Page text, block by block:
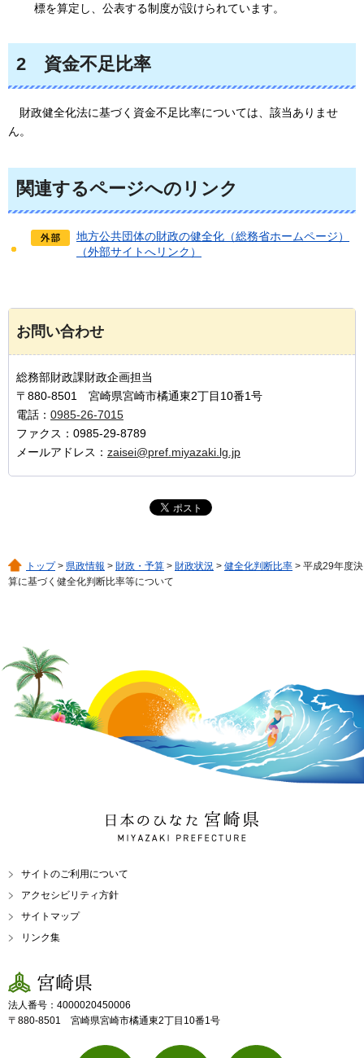
標を算定し、公表する制度が設けられています。
2 資金不足比率
財政健全化法に基づく資金不足比率については、 該当ありませ
ん。
関連するページへのリンク
地方公共団体の財政の健全化（総務省ホームページ）
（外部サイトへリンク）
お問い合わせ
総務部財政課財政企画担当
〒880-8501 宮崎県宮崎市橘通東2丁目10番1号
電話： 0985-26-7015
ファクス：0985-29-8789
メールアドレス： zaisei@pref.miyazaki.lg.jp
トップ> 県政情報 > 財政・予算 > 財政状況 > 健全化判断比率 > 平成29年度決
算に基づく健全化判断比率等について
日本のひなた 宮崎県
MIYAZAKI PREFECTURE
サイトのご利用について
アクセシビリティ方針
サイトマップ
リンク集
宮崎県
法人番号：4000020450006
〒880-8501 宮崎県宮崎市橘通東2丁目10番1号